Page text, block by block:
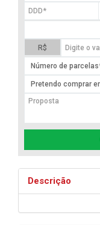
R$
Descrição